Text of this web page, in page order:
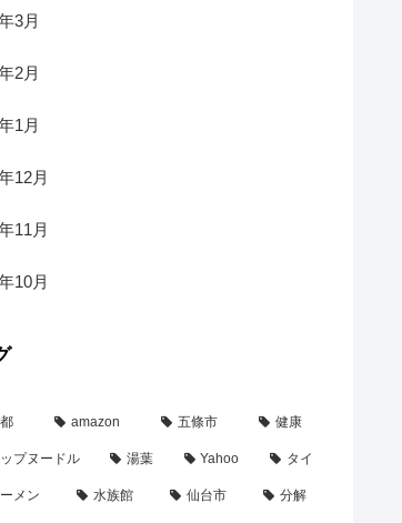
3月
2月
1月
12月
11月
10月
amazon 五條市 健康
プヌードル 湯葉 Yahoo タイ
メン 水族館 仙台市 分解